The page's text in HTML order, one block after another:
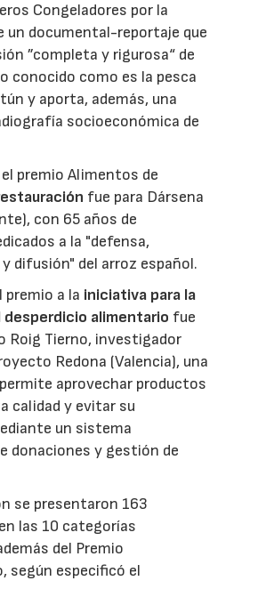
Congeladores por la
un documental-reportaje que
”completa y rigurosa“ de
conocido como es la pesca
y aporta, además, una
socioeconómica de
premio Alimentos de
fue para Dársena
con 65 años de
a la "defensa,
difusión" del arroz español.
premio a la iniciativa para la
alimentario fue
Roig Tierno, investigador
Redona (Valencia), una
aprovechar productos
calidad y evitar su
un sistema
donaciones y gestión de
se presentaron 163
las 10 categorías
del Premio
según especificó el